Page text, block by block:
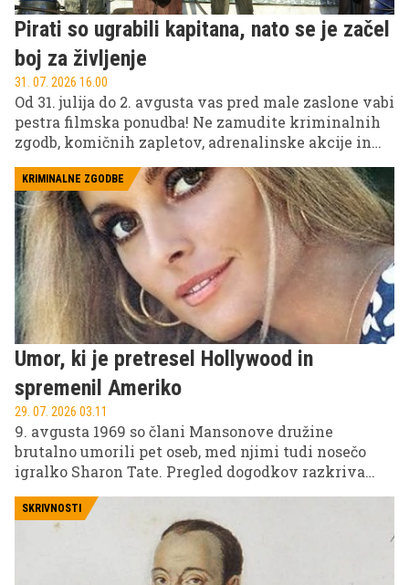
Pirati so ugrabili kapitana, nato se je začel
boj za življenje
31. 07. 2026 16.00
Od 31. julija do 2. avgusta vas pred male zaslone vabi
pestra filmska ponudba! Ne zamudite kriminalnih
zgodb, komičnih zapletov, adrenalinske akcije in
KRIMINALNE ZGODBE
Umor, ki je pretresel Hollywood in
spremenil Ameriko
29. 07. 2026 03.11
9. avgusta 1969 so člani Mansonove družine
brutalno umorili pet oseb, med njimi tudi nosečo
igralko Sharon Tate. Pregled dogodkov razkriva
zgodovini in motivacijo zloglasnega kulta.
SKRIVNOSTI